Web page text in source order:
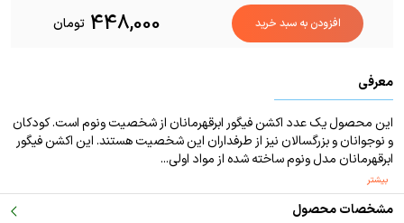
448,000 تومان افزودن به سبد خرید
معرفی
این محصول یک عدد اکشن فیگور ابرقهرمانان از شخصیت ونوم است. کودکان
و نوجوانان و بزرگسالان نیز از طرفداران این شخصیت هستند. این اکشن فیگور
ابرقهرمانان مدل ونوم ساخته شده از مواد اولی...
بیشتر
مشخصات محصول